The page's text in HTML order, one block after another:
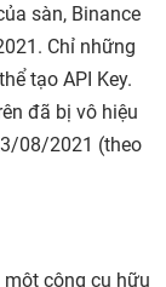
sàn, Binance
Chỉ những
tạo API Key.
đã bị vô hiệu
08/2021 (theo
một công cụ hữu